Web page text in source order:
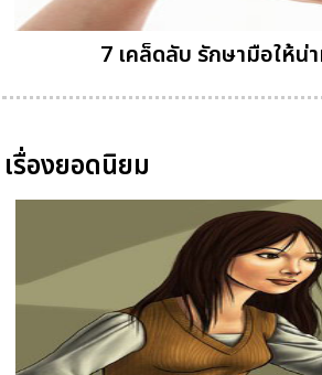
7 เคล็ดลับ รักษามือให้น่
เรื่องยอดนิยม